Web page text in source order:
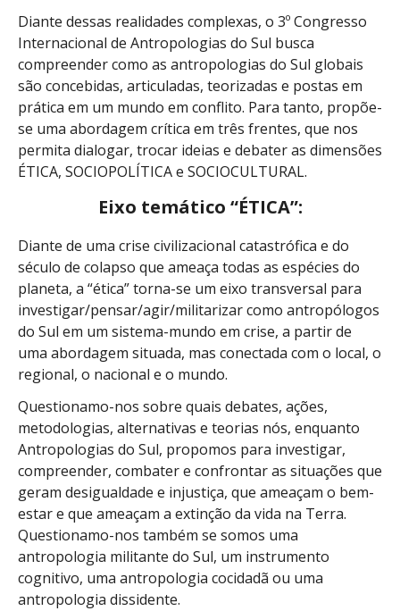
Diante dessas realidades complexas, o 3º Congresso
Internacional de Antropologias do Sul busca
compreender como as antropologias do Sul globais
são concebidas, articuladas, teorizadas e postas em
prática em um mundo em conflito. Para tanto, propõe-
se uma abordagem crítica em três frentes, que nos
permita dialogar, trocar ideias e debater as dimensões
ÉTICA, SOCIOPOLÍTICA e SOCIOCULTURAL.
Eixo temático “ÉTICA”:
Diante de uma crise civilizacional catastrófica e do
século de colapso que ameaça todas as espécies do
planeta, a “ética” torna-se um eixo transversal para
investigar/pensar/agir/militarizar como antropólogos
do Sul em um sistema-mundo em crise, a partir de
uma abordagem situada, mas conectada com o local, o
regional, o nacional e o mundo.
Questionamo-nos sobre quais debates, ações,
metodologias, alternativas e teorias nós, enquanto
Antropologias do Sul, propomos para investigar,
compreender, combater e confrontar as situações que
geram desigualdade e injustiça, que ameaçam o bem-
estar e que ameaçam a extinção da vida na Terra.
Questionamo-nos também se somos uma
antropologia militante do Sul, um instrumento
cognitivo, uma antropologia cocidadã ou uma
antropologia dissidente.